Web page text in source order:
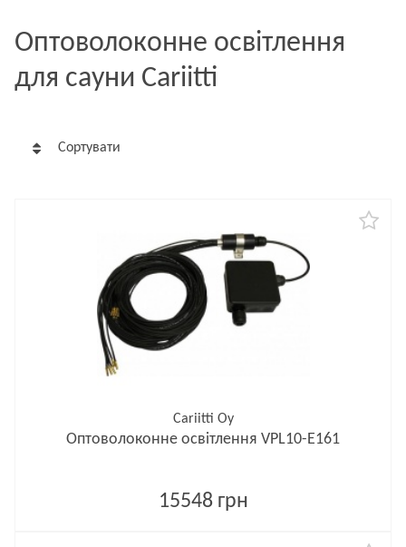
Оптоволоконне освітлення
для сауни Cariitti
Сортувати
Cariitti Oy
Оптоволоконне освітлення VPL10-E161
15548 грн